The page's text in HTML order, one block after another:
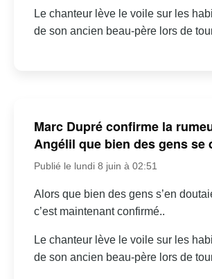
Le chanteur lève le voile sur les
de son ancien beau-père lors de
Marc Dupré confirme la
Angélil que bien des gens se
Publié le lundi 8 juin à 02:51
Alors que bien des gens s’en
c’est maintenant confirmé..
Le chanteur lève le voile sur les
de son ancien beau-père lors de